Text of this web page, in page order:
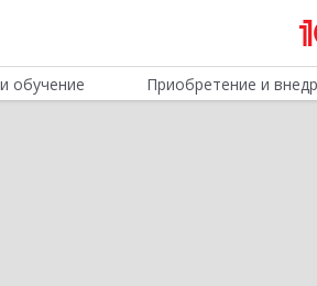
обучение Приобретение и